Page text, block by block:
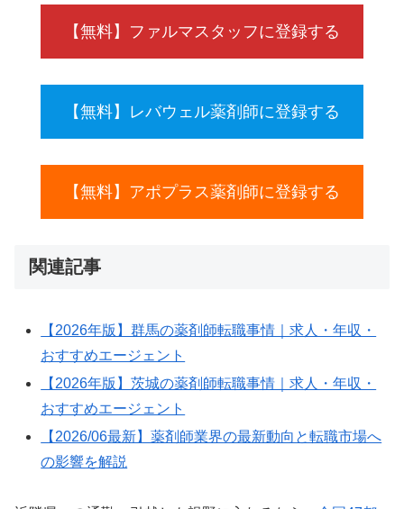
【無料】ファルマスタッフに登録する
【無料】レバウェル薬剤師に登録する
【無料】アポプラス薬剤師に登録する
関連記事
【2026年版】群馬の薬剤師転職事情｜求人・年収・
おすすめエージェント
【2026年版】茨城の薬剤師転職事情｜求人・年収・
おすすめエージェント
【2026/06最新】薬剤師業界の最新動向と転職市場へ
の影響を解説